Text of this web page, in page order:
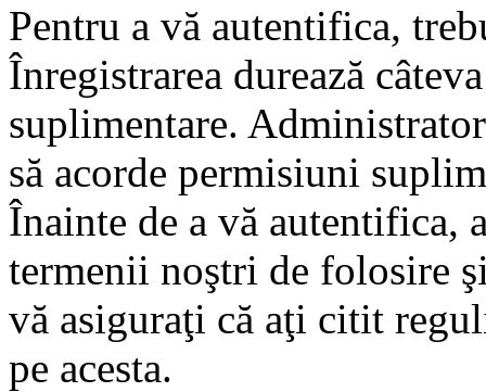
Pentru a vă autentifica,
Înregistrarea durează
suplimentare.
să acorde permisiuni
Înainte de a vă autentifica,
termenii noştri de folosire
vă asiguraţi că aţi citit
pe acesta.